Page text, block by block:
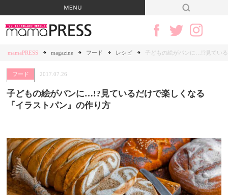
mamaPRESS magazine フード レシピ 子どもの絵がパンに…!?見てい
フード 2017.07.26
子どもの絵がパンに…!?見ているだけで楽しくなる
『イラストパン』の作り方